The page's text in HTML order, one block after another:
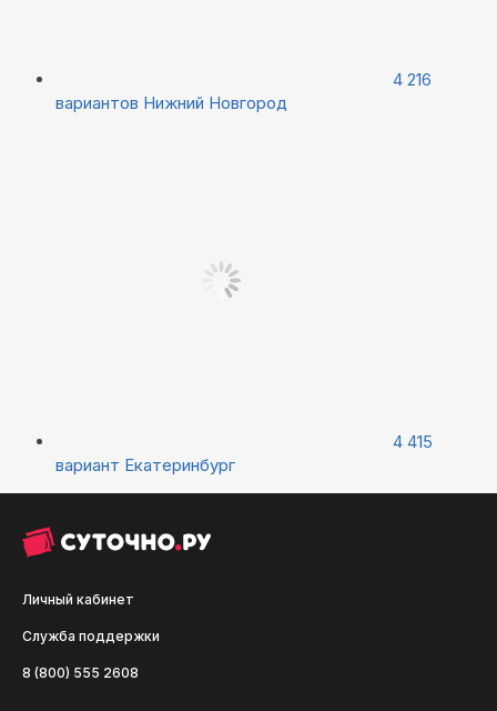
4 216
вариантов Нижний Новгород
4 415
вариант Екатеринбург
Личный кабинет
Служба поддержки
8 (800) 555 2608